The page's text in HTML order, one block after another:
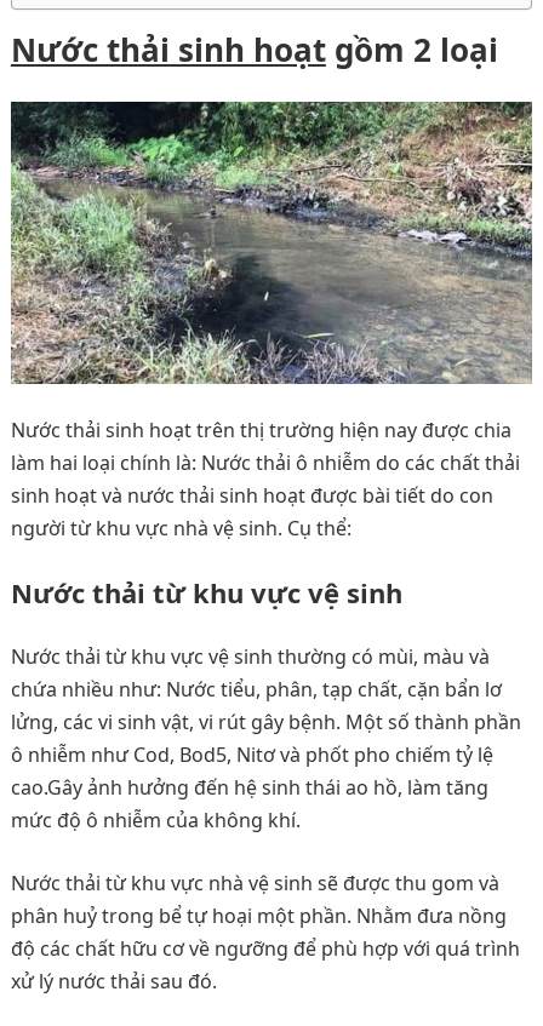
Nước thải sinh hoạtgồm 2 loại
Nước thải sinh hoạt trên thị trường hiện nay được chia
làm hai loại chính là: Nước thải ô nhiễm do các chất thải
sinh hoạt và nước thải sinh hoạt được bài tiết do con
người từ khu vực nhà vệ sinh. Cụ thể:
Nước thải từ khu vực vệ sinh
Nước thải từ khu vực vệ sinh thường có mùi, màu và
chứa nhiều như: Nước tiểu, phân, tạp chất, cặn bẩn lơ
lửng, các vi sinh vật, vi rút gây bệnh. Một số thành phần
ô nhiễm như Cod, Bod5, Nitơ và phốt pho chiếm tỷ lệ
cao.Gây ảnh hưởng đến hệ sinh thái ao hồ, làm tăng
mức độ ô nhiễm của không khí.
Nước thải từ khu vực nhà vệ sinh sẽ được thu gom và
phân huỷ trong bể tự hoại một phần. Nhằm đưa nồng
độ các chất hữu cơ về ngưỡng để phù hợp với quá trình
xử lý nước thải sau đó.